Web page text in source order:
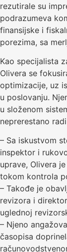
rezutirale su
podrazumeva
finansijske i
porezima, sa
Kao specijalista
Olivera se
optimizacije, uz
u poslovanju.
u složenom
neprerestano
– Sa iskustvom
inspektor i
uprave, Olivera
tokom kontrola
– Takođe je
revizora i
uglednoj
– Njeno
časopisa